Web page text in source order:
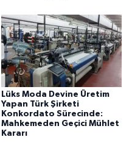
Lüks Moda Devine Üretim
Yapan Türk Şirketi
Konkordato Sürecinde:
Mahkemeden Geçici Mühlet
Kararı